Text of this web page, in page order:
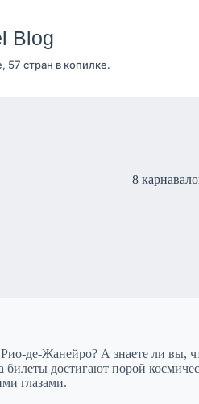
Blog
57 стран в копилке.
8
Рио-де-Жанейро? А знаете ли
достигают порой
глазами.